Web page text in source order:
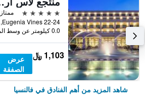
5 نجوم
ممتاز 9.0
0.0 كيلومتر عن وسط المدينة
1,103 ﷼
عرض
الصفقة
شاهد المزيد من أهم الفنادق في فالنسيا